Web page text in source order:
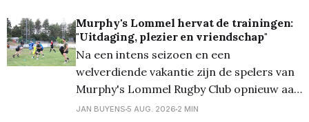
als Front of Shirt Partner prijken op het
wedstrijdshirt van de eerste ploeg. De
stap naar hoofdsponsor benadrukt het
wederzijdse vertrouwen
Murphy's Lommel hervat de trainingen:
"Uitdaging, plezier en vriendschap"
Na een intens seizoen en een
welverdiende vakantie zijn de spelers van
Murphy's Lommel Rugby Club opnieuw aan
de slag. Met de start van het nieuwe
JAN BUYENS 5 AUG. 2026 2 MIN